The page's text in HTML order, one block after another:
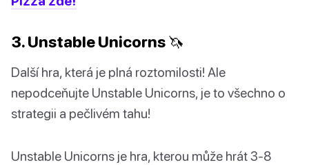
3. Unstable Unicorns 🦄
Další hra, která je plná roztomilosti! Ale
nepodceňujte Unstable Unicorns, je to všechno o
strategii a pečlivém tahu!
Unstable Unicorns je hra, kterou může hrát 3-8